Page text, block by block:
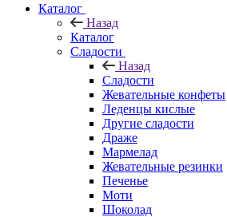
Каталог
Назад
Каталог
Сладости
Назад
Сладости
Жевательные конфеты
Леденцы кислые
Другие сладости
Драже
Мармелад
Жевательные резинки
Печенье
Моти
Шоколад